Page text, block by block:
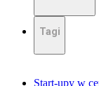
Tagi
Start-upy w